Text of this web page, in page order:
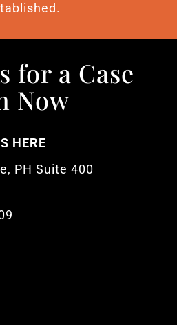
for a Case
Now
HERE
PH Suite 400